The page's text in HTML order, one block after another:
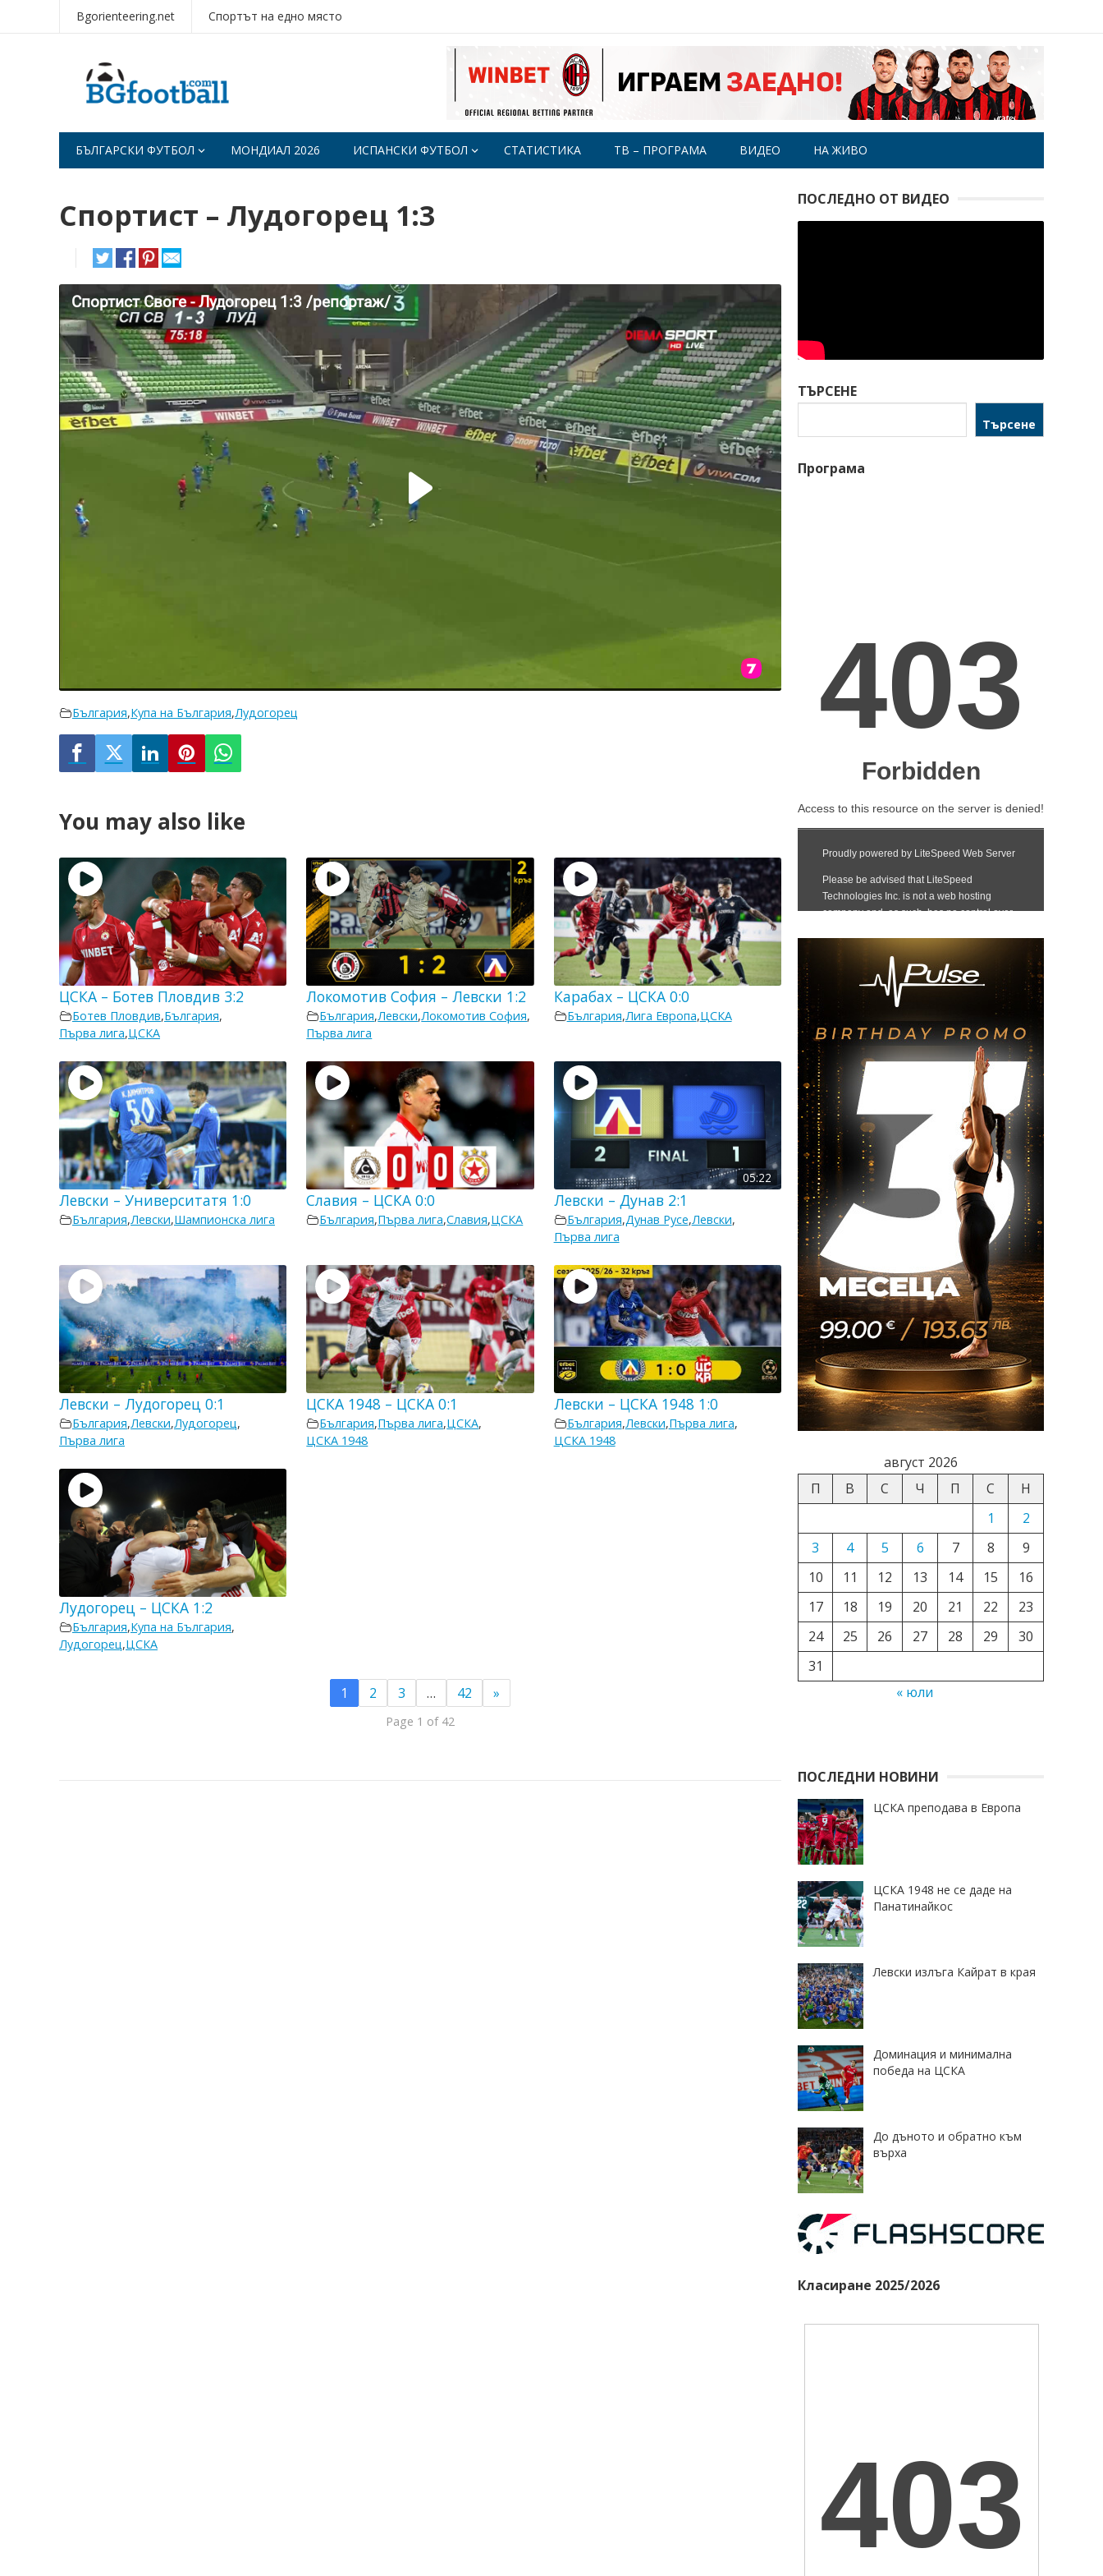
Bgorienteering.net Спортът на едно място
БЪЛГАРСКИ ФУТБОЛ МОНДИАЛ 2026 ИСПАНСКИ ФУТБОЛ СТАТИСТИКА ТВ – ПРОГРАМА ВИДЕО НА ЖИВО
Спортист – Лудогорец 1:3
България,Купа на България,Лудогорец
You may also like
ЦСКА – Ботев Пловдив 3:2
Ботев Пловдив,България,
Първа лига,ЦСКА
Локомотив София – Левски 1:2
България,Левски,Локомотив София,
Първа лига
Карабах – ЦСКА 0:0
България,Лига Европа,ЦСКА
Левски – Университатя 1:0
България,Левски,Шампионска лига
Славия – ЦСКА 0:0
България,Първа лига,Славия,ЦСКА
05:22
Левски – Дунав 2:1
България,Дунав Русе,Левски,
Първа лига
Левски – Лудогорец 0:1
България,Левски,Лудогорец,
Първа лига
ЦСКА 1948 – ЦСКА 0:1
България,Първа лига,ЦСКА,
ЦСКА 1948
Левски – ЦСКА 1948 1:0
България,Левски,Първа лига,
ЦСКА 1948
Лудогорец – ЦСКА 1:2
България,Купа на България,
Лудогорец,ЦСКА
1 2 3 … 42 »
Page 1 of 42
ПОСЛЕДНО ОТ ВИДЕО
ТЪРСЕНЕ
Търсене
Програма
август 2026
П
В С Ч П С
Н
1
2
3
4 5 6 7 8
9
10
11 12 13 14 15
16
17
18 19 20 21 22
23
24
25 26 27 28 29
30
31
« юли
ПОСЛЕДНИ НОВИНИ
ЦСКА преподава в Европа
ЦСКА 1948 не се даде на
Панатинайкос
Левски излъга Кайрат в края
Доминация и минимална
победа на ЦСКА
До дъното и обратно към
върха
Класиране 2025/2026